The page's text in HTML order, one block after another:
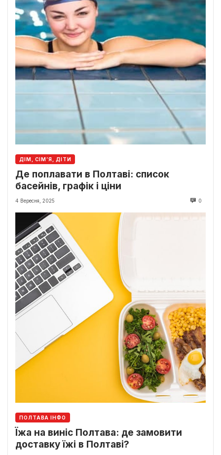
ДІМ, СІМ’Я, ДІТИ
Де поплавати в Полтаві: список
басейнів, графік і ціни
4 Вересня, 2025 0
ПОЛТАВА ІНФО
Їжа на виніс Полтава: де замовити
доставку їжі в Полтаві?